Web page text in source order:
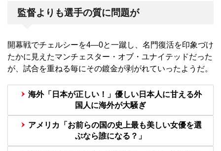
監督よりも選手の質に問題が
開幕戦でチェルシーを4―0と一蹴し、名門復活を印象づけ
たかに見えたマンチェスター・オブ・ユナイテッドだった
が、試合を重ねる毎にその鍍金が剥がれていったようだ。
海外「日本が正しい！」優しい日本人に甘える外
国人に海外が大騒ぎ
アメリカ「お前らの国の史上最も美しい女優を選
ぶなら誰になる？」